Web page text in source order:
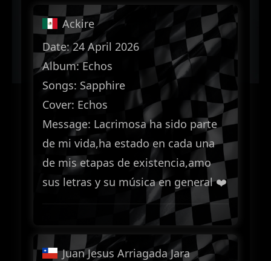
Ackire
Date: 24 April 2026
Album: Echos
Songs: Sapphire
Cover: Echos
Message: Lacrimosa ha sido parte
de mi vida,ha estado en cada una
de mis etapas de existencia,amo
sus letras y su música en general ❤️
Juan Jesus Arriagada Jara